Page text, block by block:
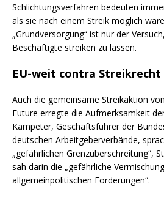
Schlichtungsverfahren bedeuten
als sie nach einem Streik möglich
„Grundversorgung“ ist nur der
Beschäftigte streiken zu lassen.
EU-weit contra Streikrecht
Auch die gemeinsame Streikaktion
Future erregte die Aufmerksamkeit
Kampeter, Geschäftsführer der
deutschen Arbeitgeberverbände,
„gefährlichen Grenzüberschreitung“,
sah darin die „gefährliche
allgemeinpolitischen Forderungen“.